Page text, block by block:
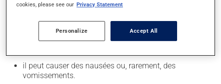
il peut causer des étourdissements - levez-vous
il peut provoquer une rétention de liquide et de
l'enflure (oedème);
il peut causer des nausées ou, rarement, des
vomissements.
cookies, please see our Privacy Statement
Personalize Accept All